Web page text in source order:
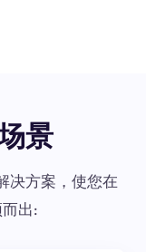
景
决方案，使您在
出: